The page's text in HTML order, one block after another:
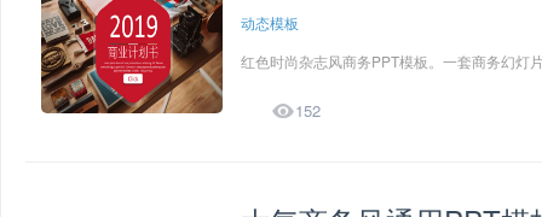
动态模板
红色时尚杂志风商务PPT模板。一套商务幻灯
152